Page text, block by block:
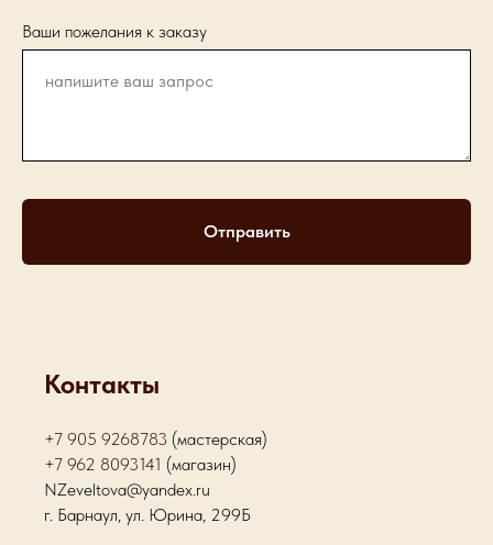
Ваши пожелания к заказу
Отправить
Контакты
+7 905 9268783 (мастерская)
+7 962 8093141 (магазин)
NZeveltova@yandex.ru
г. Барнаул, ул. Юрина, 299Б